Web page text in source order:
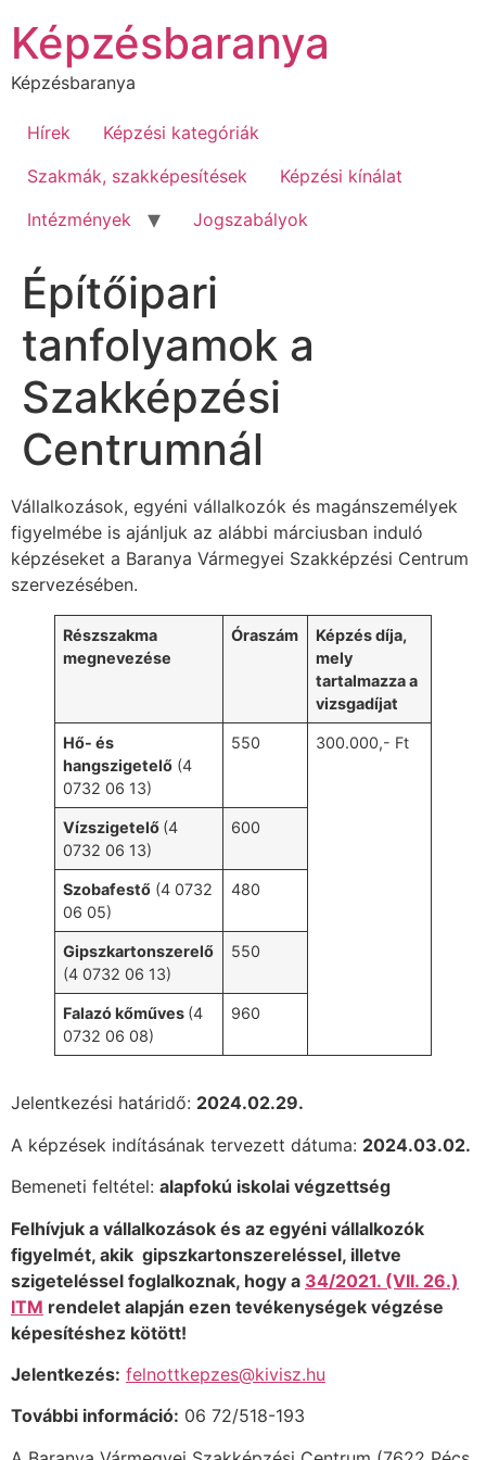
tartalomhoz
Képzésbaranya
Képzésbaranya
Hírek
Képzési kategóriák
Szakmák, szakképesítések
Képzési kínálat
Intézmények
Jogszabályok
Építőipari
tanfolyamok a
Szakképzési
Centrumnál
Vállalkozások, egyéni vállalkozók és magánszemélyek
figyelmébe is ajánljuk az alábbi márciusban induló
képzéseket a Baranya Vármegyei Szakképzési Centrum
szervezésében.
Részszakma
megnevezése
Óraszám
Képzés díja,
mely
tartalmazza a
vizsgadíjat
Hő- és
hangszigetelő (4
0732 06 13)
550 300.000,- Ft
Vízszigetelő (4
0732 06 13)
600
Szobafestő (4 0732
06 05)
480
Gipszkartonszerelő
(4 0732 06 13)
550
Falazó kőműves (4
0732 06 08)
960
Jelentkezési határidő: 2024.02.29.
A képzések indításának tervezett dátuma: 2024.03.02.
Bemeneti feltétel: alapfokú iskolai végzettség
Felhívjuk a vállalkozások és az egyéni vállalkozók
figyelmét, akik gipszkartonszereléssel, illetve
szigeteléssel foglalkoznak, hogy a 34/2021. (VII. 26.)
ITM rendelet alapján ezen tevékenységek végzése
képesítéshez kötött!
Jelentkezés: felnottkepzes@kivisz.hu
További információ: 06 72/518-193